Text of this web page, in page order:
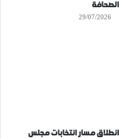
الصحافة
29/07/2026
انطلاق مسار انتخابات مجلس